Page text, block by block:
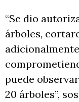
“Se dio
árboles,
puede
20 árboles”,